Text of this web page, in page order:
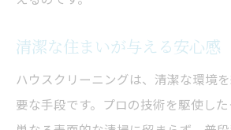
清潔な住まいが与える安心感
ハウスクリーニングは、清潔な環境
要な手段です。プロの技術を駆使した